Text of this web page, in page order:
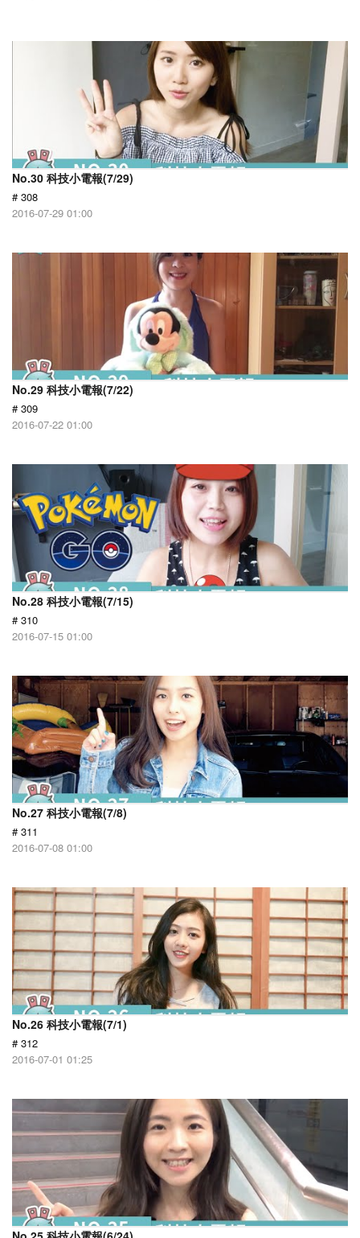
No.30 科技小電報(7/29)
# 308
2016-07-29 01:00
No.29 科技小電報(7/22)
# 309
2016-07-22 01:00
No.28 科技小電報(7/15)
# 310
2016-07-15 01:00
No.27 科技小電報(7/8)
# 311
2016-07-08 01:00
No.26 科技小電報(7/1)
# 312
2016-07-01 01:25